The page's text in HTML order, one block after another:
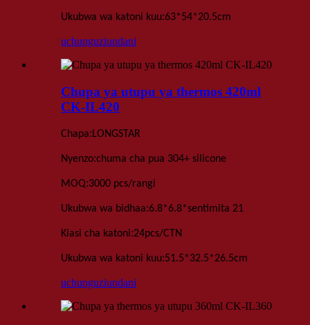
Ukubwa wa katoni kuu:63*54*20.5cm
uchunguziundani
Chupa ya utupu ya thermos 420ml
CK-IL420
Chapa:LONGSTAR
Nyenzo:chuma cha pua 304+ silicone
MOQ:3000 pcs/rangi
Ukubwa wa bidhaa:6.8*6.8*sentimita 21
Kiasi cha katoni:24pcs/CTN
Ukubwa wa katoni kuu:51.5*32.5*26.5cm
uchunguziundani